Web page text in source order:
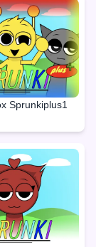
Sprunkiplus1